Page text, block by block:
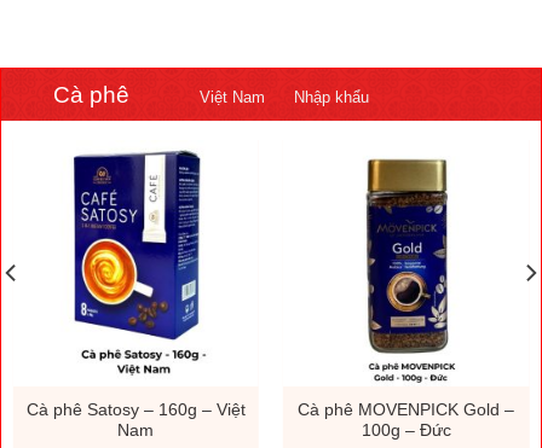
Cà phê Việt Nam Nhập khẩu
Cà phê Satosy – 160g – Việt
Nam
Cà phê MOVENPICK Gold –
100g – Đức